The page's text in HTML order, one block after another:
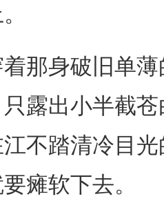
身破旧单薄
露出小半截
不踏清冷目
瘫软下去。